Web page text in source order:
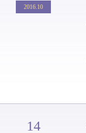
2016.10
14